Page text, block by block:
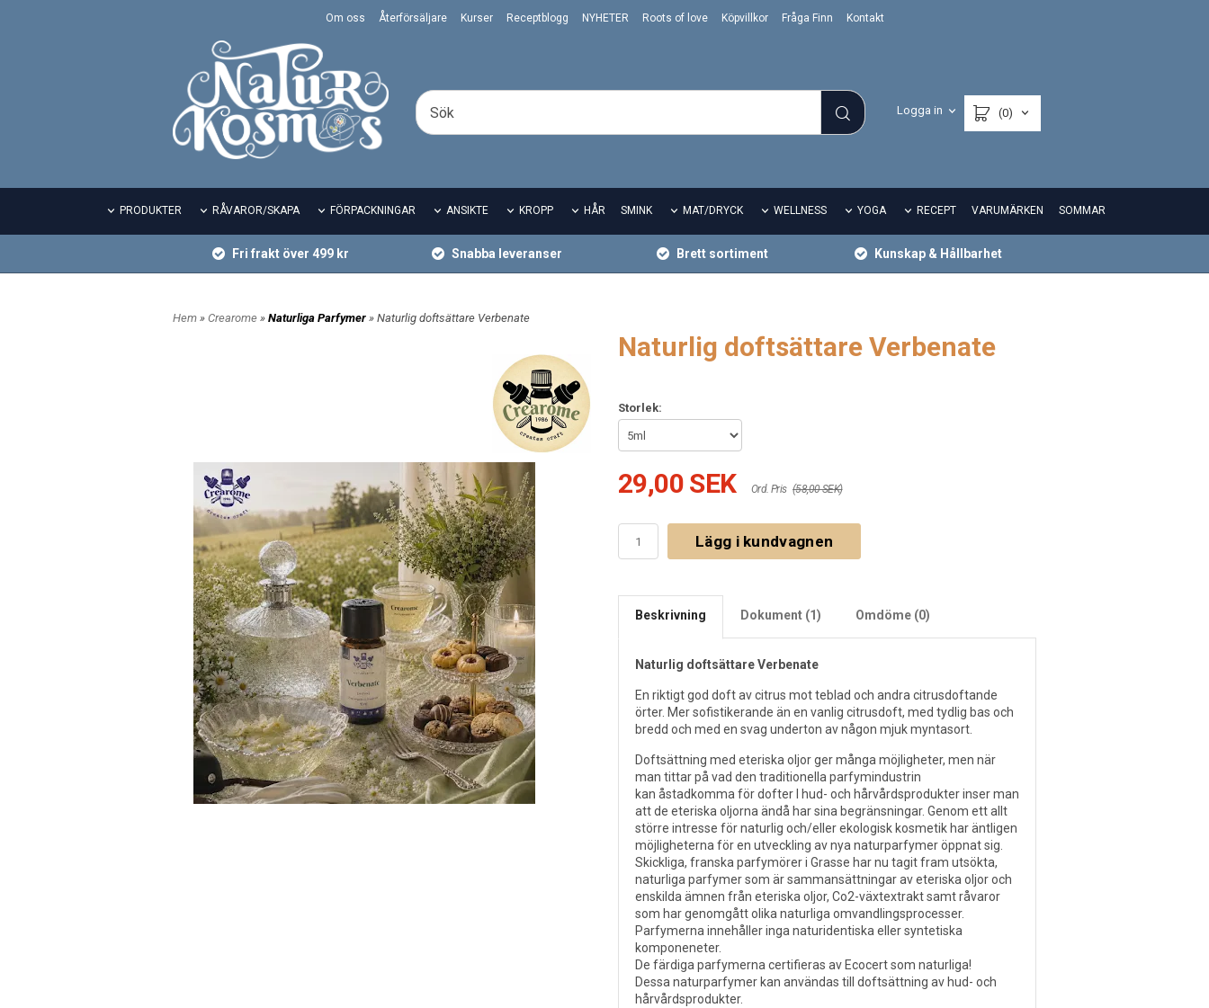
Om oss Återförsäljare Kurser Receptblogg NYHETER Roots of love Köpvillkor Fråga Finn Kontakt
Logga in (0)
PRODUKTER RÅVAROR/SKAPA FÖRPACKNINGAR ANSIKTE KROPP HÅR SMINK MAT/DRYCK WELLNESS YOGA RECEPT VARUMÄRKEN SOMMAR
Fri frakt över 499 kr Snabba leveranser Brett sortiment Kunskap & Hållbarhet
Hem » Crearome » Naturliga Parfymer » Naturlig doftsättare Verbenate
Naturlig doftsättare Verbenate
Storlek:
29,00 SEK Ord. Pris (58,00 SEK)
Lägg i kundvagnen
Beskrivning Dokument (1) Omdöme (0)
Naturlig doftsättare Verbenate
En riktigt god doft av citrus mot teblad och andra citrusdoftande
örter. Mer sofistikerande än en vanlig citrusdoft, med tydlig bas och
bredd och med en svag underton av någon mjuk myntasort.
Doftsättning med eteriska oljor ger många möjligheter, men när
man tittar på vad den traditionella parfymindustrin
kan åstadkomma för dofter I hud- och hårvårdsprodukter inser man
att de eteriska oljorna ändå har sina begränsningar. Genom ett allt
större intresse för naturlig och/eller ekologisk kosmetik har äntligen
möjligheterna för en utveckling av nya naturparfymer öppnat sig.
Skickliga, franska parfymörer i Grasse har nu tagit fram utsökta,
naturliga parfymer som är sammansättningar av eteriska oljor och
enskilda ämnen från eteriska oljor, Co2-växtextrakt samt råvaror
som har genomgått olika naturliga omvandlingsprocesser.
Parfymerna innehåller inga naturidentiska eller syntetiska
komponeneter.
De färdiga parfymerna certifieras av Ecocert som naturliga!
Dessa naturparfymer kan användas till doftsättning av hud- och
hårvårdsprodukter.